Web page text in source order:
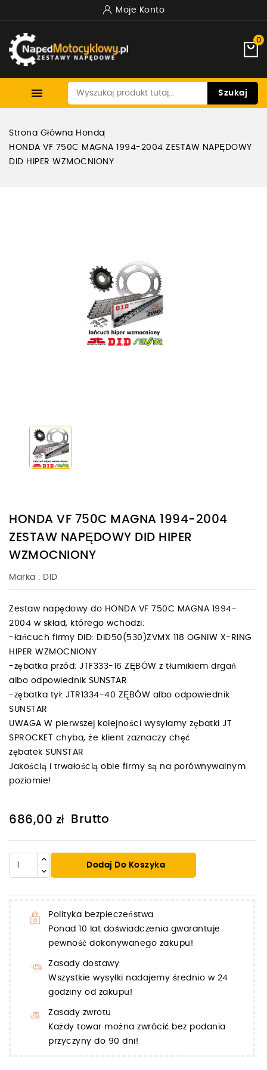
Moje Konto
0
 Szukaj
Strona Główna Honda
HONDA VF 750C MAGNA 1994-2004 ZESTAW NAPĘDOWY
DID HIPER WZMOCNIONY
HONDA VF 750C MAGNA 1994-2004
ZESTAW NAPĘDOWY DID HIPER
WZMOCNIONY
Marka : DID
Zestaw napędowy do HONDA VF 750C MAGNA 1994-
2004 w skład, którego wchodzi:
-łańcuch firmy DID: DID50(530)ZVMX 118 OGNIW X-RING
HIPER WZMOCNIONY
-zębatka przód: JTF333-16 ZĘBÓW z tłumikiem drgań
albo odpowiednik SUNSTAR
-zębatka tył: JTR1334-40 ZĘBÓW albo odpowiednik
SUNSTAR
UWAGA W pierwszej kolejności wysyłamy zębatki JT
SPROCKET chyba, że klient zaznaczy chęć
zębatek SUNSTAR
Jakością i trwałością obie firmy są na porównywalnym
poziomie!
686,00 zł Brutto
Dodaj Do Koszyka
Polityka bezpieczeństwa
Ponad 10 lat doświadczenia gwarantuje
pewność dokonywanego zakupu!
Zasady dostawy
Wszystkie wysyłki nadajemy średnio w 24
godziny od zakupu!
Zasady zwrotu
Każdy towar można zwrócić bez podania
przyczyny do 90 dni!